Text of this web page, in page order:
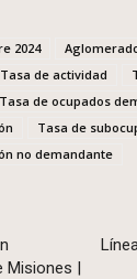
2024
Tasa de actividad
Tasa de ocupados
Tasa de
no demandante
Misiones |